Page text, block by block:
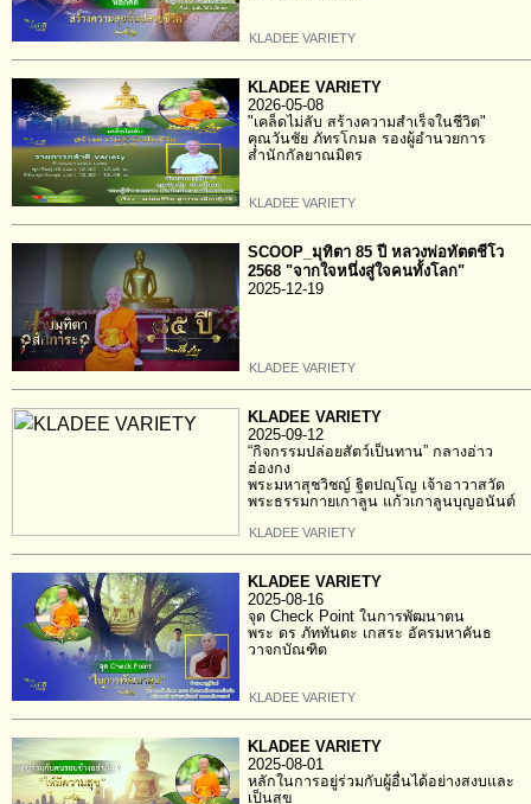
KLADEE VARIETY
KLADEE VARIETY
2026-05-08
"เคล็ดไม่ลับ สร้างความสำเร็จในชีวิต"
คุณวันชัย ภัทรโกมล รองผู้อำนวยการ
สำนักกัลยาณมิตร
KLADEE VARIETY
SCOOP_มุทิตา 85 ปี หลวงพ่อทัตตชีโว
2568 "จากใจหนึ่งสู่ใจคนทั้งโลก"
2025-12-19
KLADEE VARIETY
KLADEE VARIETY
2025-09-12
“กิจกรรมปล่อยสัตว์เป็นทาน” กลางอ่าว
ฮ่องกง
พระมหาสุชวิชญ์ ฐิตปญฺโญ เจ้าอาวาสวัด
พระธรรมกายเกาลูน แก้วเกาลูนบุญอนันต์
KLADEE VARIETY
KLADEE VARIETY
2025-08-16
จุด Check Point ในการพัฒนาตน
พระ ดร ภัททันตะ เกสระ อัครมหาคันธ
วาจกบัณฑิต
KLADEE VARIETY
KLADEE VARIETY
2025-08-01
หลักในการอยู่ร่วมกับผู้อื่นได้อย่างสงบและ
เป็นสุข